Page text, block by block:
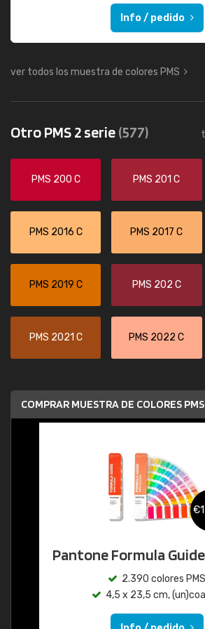
Info / pedido
ver todos los muestra de colores PMS
Otro PMS 2 serie(577)
PMS 200 C PMS 201 C
PMS 2016 C PMS 2017 C
PMS 2019 C PMS 202 C
PMS 2021 C PMS 2022 C
COMPRAR MUESTRA DE COLORES PMS
Pantone Formula Guide
2.390 colores PMS
4,5 x 23,5 cm,